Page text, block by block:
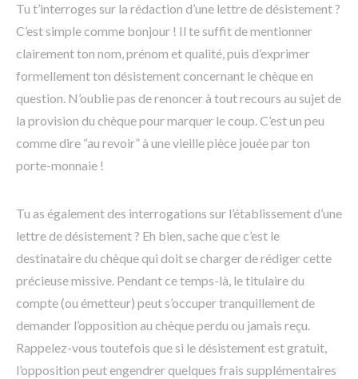
Tu t’interroges sur la rédaction d’une lettre de désistement ?
C’est simple comme bonjour ! Il te suffit de mentionner
clairement ton nom, prénom et qualité, puis d’exprimer
formellement ton désistement concernant le chèque en
question. N’oublie pas de renoncer à tout recours au sujet de
la provision du chèque pour marquer le coup. C’est un peu
comme dire “au revoir” à une vieille pièce jouée par ton
porte-monnaie !
Tu as également des interrogations sur l’établissement d’une
lettre de désistement ? Eh bien, sache que c’est le
destinataire du chèque qui doit se charger de rédiger cette
précieuse missive. Pendant ce temps-là, le titulaire du
compte (ou émetteur) peut s’occuper tranquillement de
demander l’opposition au chèque perdu ou jamais reçu.
Rappelez-vous toutefois que si le désistement est gratuit,
l’opposition peut engendrer quelques frais supplémentaires